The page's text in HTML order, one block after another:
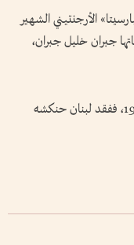
الأرجنتيني الشهير
جبران خليل جبران،
ودع حنكش الدنيا في بيروت في 17 أبريل سنة 1979، ففقد لبنان حنكشه